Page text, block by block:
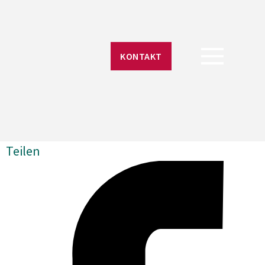
KONTAKT
Teilen